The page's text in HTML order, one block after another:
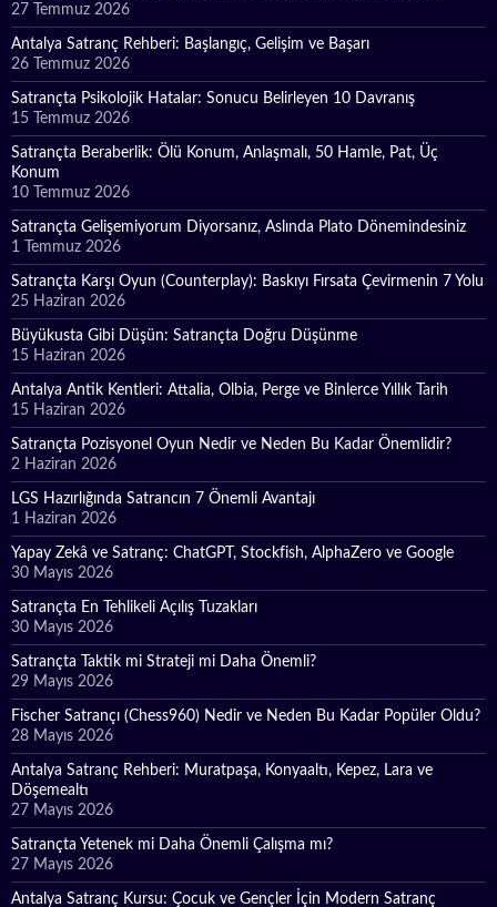
27 Temmuz 2026
Antalya Satranç Rehberi: Başlangıç, Gelişim ve Başarı
26 Temmuz 2026
Satrançta Psikolojik Hatalar: Sonucu Belirleyen 10 Davranış
15 Temmuz 2026
Satrançta Beraberlik: Ölü Konum, Anlaşmalı, 50 Hamle, Pat, Üç
Konum
10 Temmuz 2026
Satrançta Gelişemiyorum Diyorsanız, Aslında Plato Dönemindesiniz
1 Temmuz 2026
Satrançta Karşı Oyun (Counterplay): Baskıyı Fırsata Çevirmenin 7 Yolu
25 Haziran 2026
Büyükusta Gibi Düşün: Satrançta Doğru Düşünme
15 Haziran 2026
Antalya Antik Kentleri: Attalia, Olbia, Perge ve Binlerce Yıllık Tarih
15 Haziran 2026
Satrançta Pozisyonel Oyun Nedir ve Neden Bu Kadar Önemlidir?
2 Haziran 2026
LGS Hazırlığında Satrancın 7 Önemli Avantajı
1 Haziran 2026
Yapay Zekâ ve Satranç: ChatGPT, Stockfish, AlphaZero ve Google
30 Mayıs 2026
Satrançta En Tehlikeli Açılış Tuzakları
30 Mayıs 2026
Satrançta Taktik mi Strateji mi Daha Önemli?
29 Mayıs 2026
Fischer Satrançı (Chess960) Nedir ve Neden Bu Kadar Popüler Oldu?
28 Mayıs 2026
Antalya Satranç Rehberi: Muratpaşa, Konyaaltı, Kepez, Lara ve
Döşemealtı
27 Mayıs 2026
Satrançta Yetenek mi Daha Önemli Çalışma mı?
27 Mayıs 2026
Antalya Satranç Kursu: Çocuk ve Gençler İçin Modern Satranç